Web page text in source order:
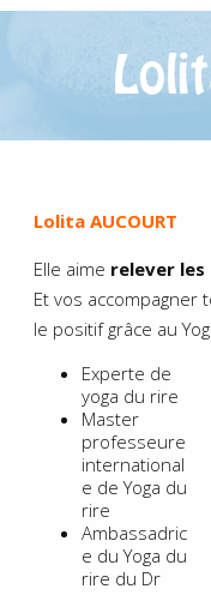
Lolita AUCOURT
Elle aime relever les
Et vos accompagner
le positif grâce au
Experte de
yoga du rire
Master
professeure
international
e de Yoga du
rire
Ambassadric
e du Yoga du
rire du Dr